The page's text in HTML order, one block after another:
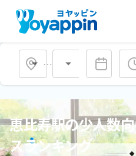
会場タイプ
恵比寿駅の少人数
スランキング